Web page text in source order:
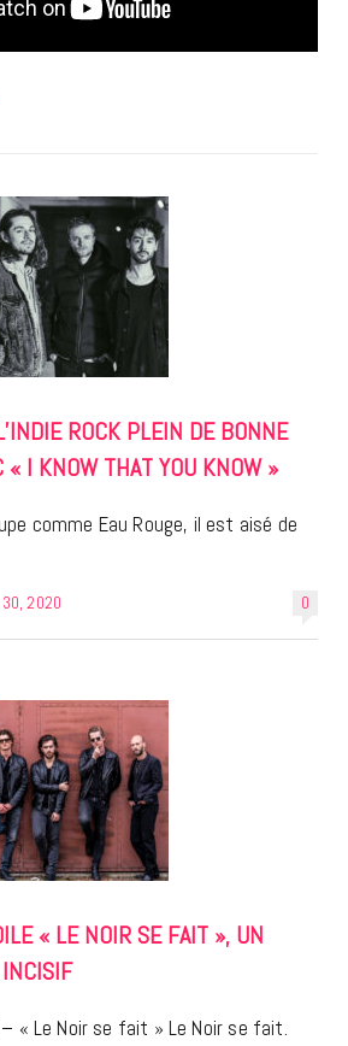
ROCK PLEIN DE BONNE
« I KNOW THAT YOU KNOW »
comme Eau Rouge, il est aisé de
0
30, 2020
« LE NOIR SE FAIT », UN
– « Le Noir se fait » Le Noir se fait.